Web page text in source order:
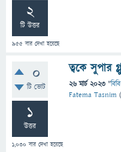
2
টি উত্তর
955 বার দেখা হয়েছে
0
টি ভোট
1
উত্তর
1,030 বার দেখা হয়েছে
ত্বকে সুপার
26 মার্চ 2023 "
Fatema Tasnim (